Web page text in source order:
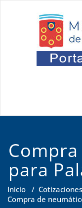
para
Inicio / Cotizaciones
Compra de